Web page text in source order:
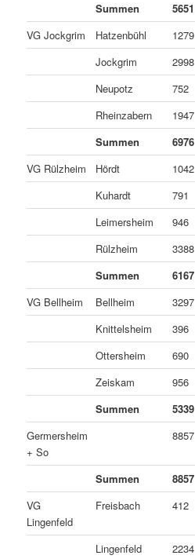
Summen
5651
VG Jockgrim
Hatzenbühl 1279
Jockgrim
2998
Neupotz
752
Rheinzabern
1947
Summen
6976
VG Rülzheim
Hördt 1042
Kuhardt
791
Leimersheim
946
Rülzheim
3388
Summen
6167
VG Bellheim
Bellheim 3297
Knittelsheim
396
Ottersheim
690
Zeiskam
956
Summen
5339
Germersheim
+ So
8857
Summen 8857
VG
Lingenfeld
Freisbach 412
Lingenfeld 2234